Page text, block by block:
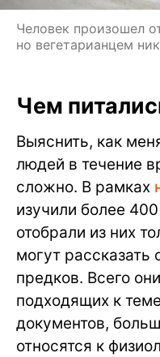
Человек произошел
но вегетарианцем
Чем
Выяснить, как
людей в течение
сложно. В рамках
изучили более
отобрали из них
могут рассказать
предков. Всего
подходящих к
документов,
относятся к